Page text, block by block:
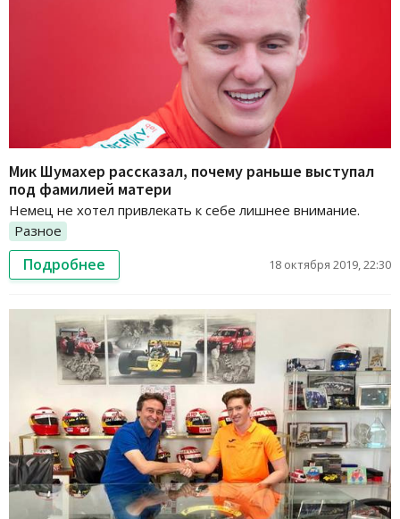
Мик Шумахер рассказал, почему раньше выступал
под фамилией матери
Немец не хотел привлекать к себе лишнее внимание.
Разное
Подробнее 18 октября 2019, 22:30